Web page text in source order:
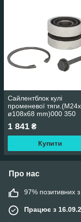
Сайлентблок кулі
променевої
ø108x68 mm)000 350
1 841 ₴
Купити
Про нас
97% позитивних з
Працює з